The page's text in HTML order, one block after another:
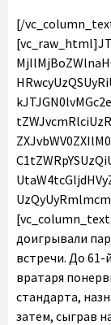
[/
доигрывали
встречи. До 61-
вратаря
стандарта,
затем, сыграв